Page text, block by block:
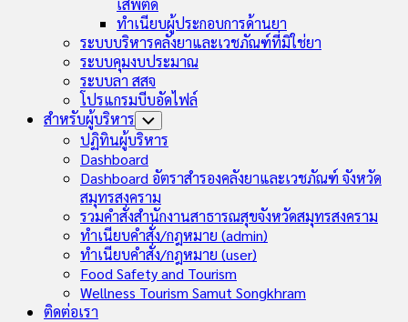
เสพติด
ทำเนียบผู้ประกอบการด้านยา
ระบบบริหารคลังยาและเวชภัณฑ์ที่มิใช่ยา
ระบบคุมงบประมาณ
ระบบลา สสจ
โปรแกรมบีบอัดไฟล์
สำหรับผู้บริหาร Toggle
Child
Menu
ปฏิทินผู้บริหาร
Dashboard
Dashboard อัตราสำรองคลังยาและเวชภัณฑ์ จังหวัด
สมุทรสงคราม
รวมคำสั่งสำนักงานสาธารณสุขจังหวัดสมุทรสงคราม
ทำเนียบคำสั่ง/กฎหมาย (admin)
ทำเนียบคำสั่ง/กฎหมาย (user)
Food Safety and Tourism
Wellness Tourism Samut Songkhram
ติดต่อเรา